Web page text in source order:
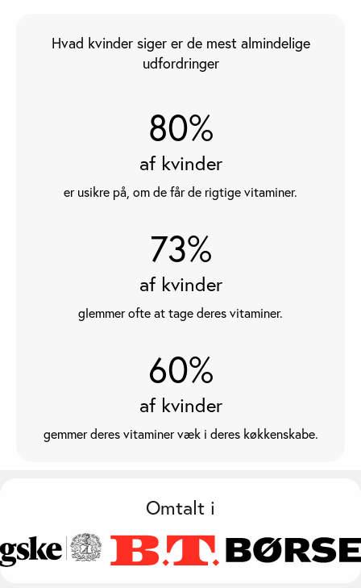
Hvad kvinder siger er de mest almindelige
udfordringer
80%
af kvinder
er usikre på, om de får de rigtige vitaminer.
73%
af kvinder
glemmer ofte at tage deres vitaminer.
60%
af kvinder
gemmer deres vitaminer væk i deres køkkenskabe.
Omtalt i